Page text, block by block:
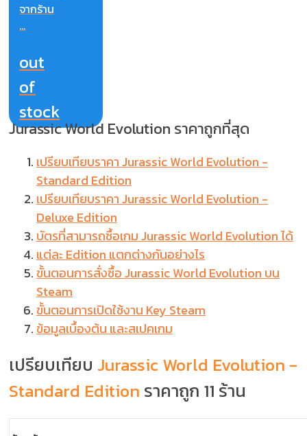
จากร้าน
...
out
of
stock
Jurassic World Evolution ราคาถูกที่สุด
เปรียบเทียบราคา Jurassic World Evolution -
Standard Edition
เปรียบเทียบราคา Jurassic World Evolution -
Deluxe Edition
บัตรที่สามารถซื้อเกม Jurassic World Evolution ได้
แต่ละ Edition แตกต่างกันอย่างไร
ขั้นตอนการสั่งซื้อ Jurassic World Evolution บน
Steam
ขั้นตอนการเปิดใช้งาน Key Steam
ข้อมูลเบื้องต้น และสเปคเกม
เปรียบเทียบ Jurassic World Evolution -
Standard Edition ราคาถูก 11 ร้าน